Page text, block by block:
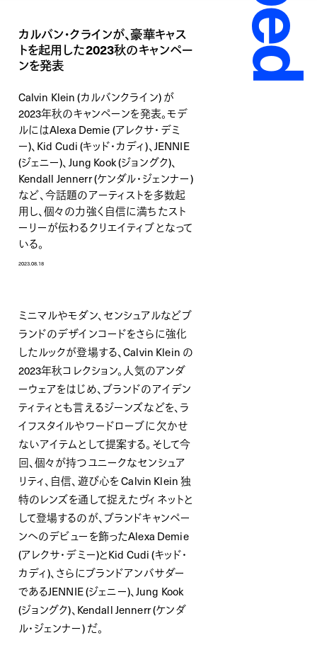
カルバン・クラインが、豪華キャス
トを起用した2023秋のキャンペー
ンを発表
Calvin Klein (カルバンクライン) が
2023年秋のキャンペーンを発表。モデ
ルにはAlexa Demie (アレクサ・デミ
ー)、Kid Cudi (キッド・カディ)、JENNIE
(ジェニー)、Jung Kook (ジョングク)、
Kendall Jennerr (ケンダル・ジェンナー)
など、今話題のアーティストを多数起
用し、個々の力強く自信に満ちたスト
ーリーが伝わるクリエイティブとなって
いる。
2023.08.18
ミニマルやモダン、センシュアルなどブ
ランドのデザインコードをさらに強化
したルックが登場する、Calvin Klein の
2023年秋コレクション。人気のアンダ
ーウェアをはじめ、ブランドのアイデン
ティティとも言えるジーンズなどを、ラ
イフスタイルやワードローブに欠かせ
ないアイテムとして提案する。そして今
回、個々が持つユニークなセンシュア
リティ、自信、遊び心を Calvin Klein 独
特のレンズを通して捉えたヴィネットと
して登場するのが、ブランドキャンペー
ンへのデビューを飾ったAlexa Demie
(アレクサ・デミー)とKid Cudi (キッド・
カディ)、さらにブランドアンバサダー
であるJENNIE (ジェニー)、Jung Kook
(ジョングク)、Kendall Jennerr (ケンダ
ル・ジェンナー) だ。